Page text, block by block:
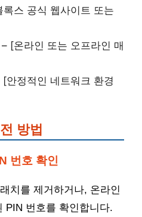
스 공식 웹사이트 또는
[온라인 또는 오프라인 매
안정적인 네트워크 환경
방법
번호 확인
치를 제거하거나, 온라인
PIN 번호를 확인합니다.